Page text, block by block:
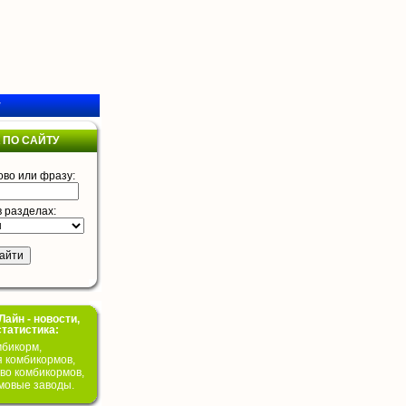
САЙТУ
или фразу:
разделах:
- новости,
комбикормов,
комбикормов,
заводы.